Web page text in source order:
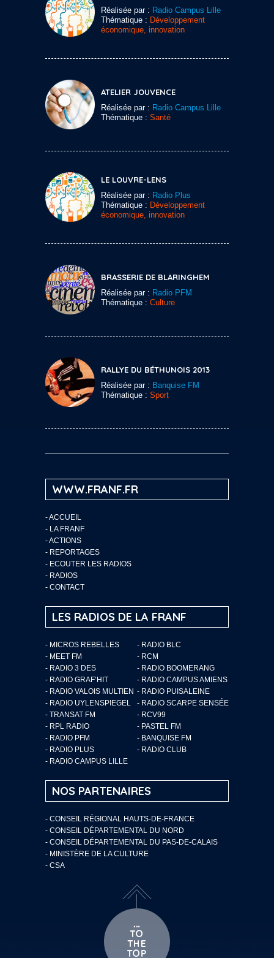
Réalisée par : Radio Campus Lille
Thématique : Développement
économique, innovation
ATELIER JOUVENCE
Réalisée par : Radio Campus Lille
Thématique : Santé
LE LOUVRE-LENS
Réalisée par : Radio Plus
Thématique : Développement
économique, innovation
BRASSERIE DE BLARINGHEM
Réalisée par : Radio PFM
Thématique : Culture
RALLYE DU BÉTHUNOIS 2013
Réalisée par : Banquise FM
Thématique : Sport
WWW.FRANF.FR
-ACCUEIL
- LA FRANF
-ACTIONS
- REPORTAGES
- ECOUTER LES RADIOS
- RADIOS
- CONTACT
LES RADIOS DE LA FRANF
- MICROS REBELLES
- RADIO BLC
- MEET FM
- RCM
- RADIO 3 DES
- RADIO BOOMERANG
- RADIO GRAF’HIT
- RADIO CAMPUS AMIENS
- RADIO VALOIS MULTIEN - RADIO PUISALEINE
- RADIO UYLENSPIEGEL
- RADIO SCARPE SENSÉE
- TRANSAT FM
- RCV99
- RPL RADIO
- PASTEL FM
- RADIO PFM
- BANQUISE FM
- RADIO PLUS
- RADIO CLUB
- RADIO CAMPUS LILLE
NOS PARTENAIRES
- CONSEIL RÉGIONAL HAUTS-DE-FRANCE
- CONSEIL DÉPARTEMENTAL DU NORD
- CONSEIL DÉPARTEMENTAL DU PAS-DE-CALAIS
- MINISTÈRE DE LA CULTURE
- CSA